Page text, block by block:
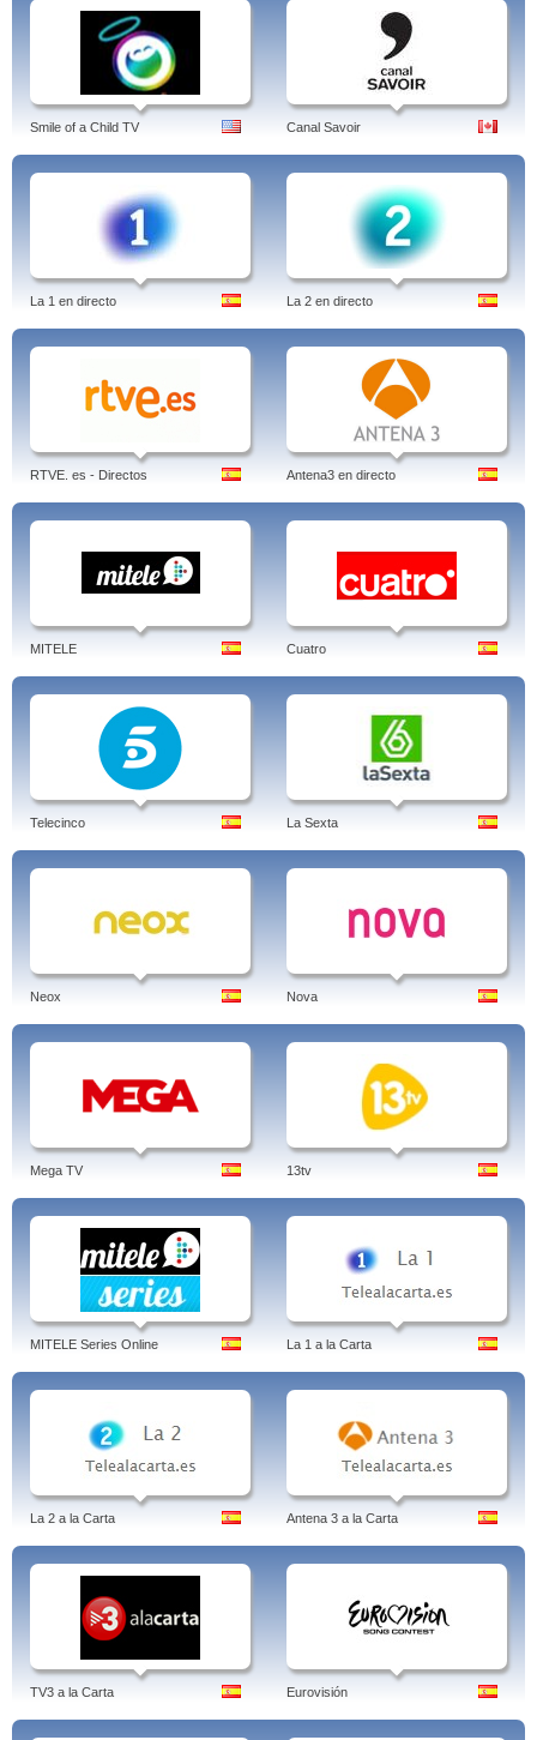
Smile of a Child TV Canal Savoir
La 1 en directo La 2 en directo
RTVE. es - Directos Antena3 en directo
MITELE Cuatro
Telecinco La Sexta
Neox Nova
Mega TV 13tv
MITELE Series Online La 1 a la Carta
La 2 a la Carta Antena 3 a la Carta
TV3 a la Carta Eurovisión